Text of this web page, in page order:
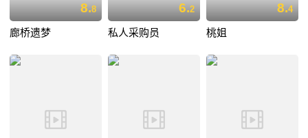
8.8
廊桥遗梦
6.2
私人采购员
8.4
桃姐